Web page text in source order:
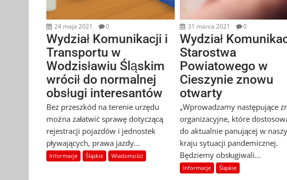
24 maja 2021 0
Wydział Komunikacji i
Transportu w
Wodzisławiu Śląskim
wrócił do normalnej
obsługi interesantów
Bez przeszkód na terenie urzędu
można załatwić sprawę dotyczącą
rejestracji pojazdów i jednostek
pływających, prawa jazdy...
Informacje Śląskie Wiadomości
31 marca 2021 0
Wydział
Starostwa
Powiatowego w
Cieszynie znowu
otwarty
„Wprowadzamy następujące
organizacyjne, które
do aktualnie panującej w
kraju sytuacji pandemicznej.
Będziemy obsługiwali...
Informacje Śląskie